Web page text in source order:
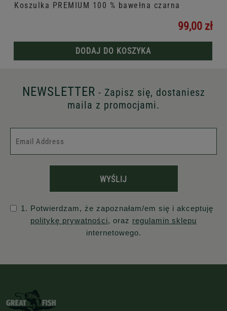
Koszulka PREMIUM 100 % bawełna czarna
99,00 zł
DODAJ DO KOSZYKA
NEWSLETTER - Zapisz się, dostaniesz
maila z promocjami.
WYŚLIJ
1. Potwierdzam, że zapoznałam/em się i akceptuję
politykę prywatności, oraz regulamin sklepu
internetowego.